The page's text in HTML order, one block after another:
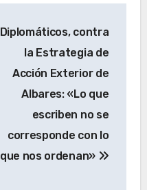
Diplomáticos, contra
la Estrategia de
Acción Exterior de
Albares: «Lo que
escriben no se
corresponde con lo
que nos ordenan»